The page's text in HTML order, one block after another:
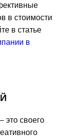
в стоимости
в статье
в
это своего